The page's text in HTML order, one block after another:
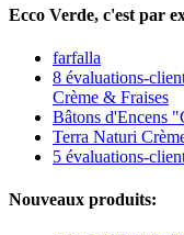
Ecco Verde, c'est par
farfalla
8 évaluations-
Crème & Fraises
Bâtons d'Encens
Terra Naturi
5 évaluations-
Nouveaux produits: